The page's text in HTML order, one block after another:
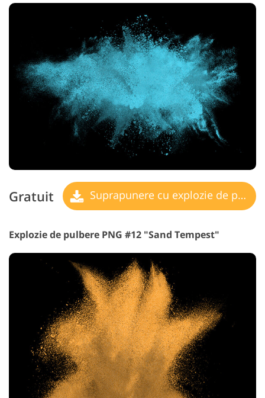
Gratuit Suprapunere cu explozie de pulbere
Explozie de pulbere PNG #12 "Sand Tempest"